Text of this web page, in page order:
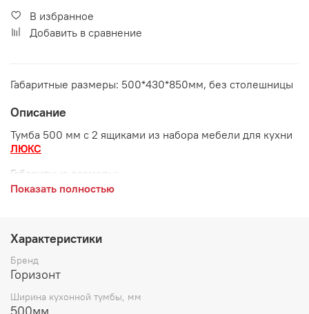
В избранное
Добавить в сравнение
Габаритные размеры: 500*430*850мм, без столешницы
Описание
Тумба 500 мм с 2 ящиками из набора мебели для кухни
ЛЮКС
Габаритные размеры:
высота 850 мм
Возможные расцветки фасадов:
Показать полностью
Характеристики
Бренд
Горизонт
Ширина кухонной тумбы, мм
500мм